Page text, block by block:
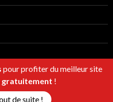
pour profiter du meilleur site
gratuitement !
de suite !